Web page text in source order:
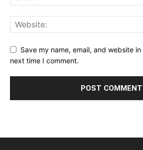
Save my name, email, and website
next time I comment.